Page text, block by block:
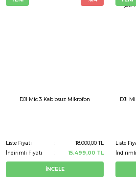
DJI Mic 3 Kablosuz Mikrofon
Liste Fiyatı
18.000,00 TL
İndirimli Fiyatı
15.499,00 TL
İNCELE
DJI
Liste
İndirimli